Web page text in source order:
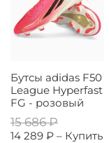
Бутсы adidas F50
League Hyperfast
FG - розовый
15 686 ₽
14 289 ₽ – Купить